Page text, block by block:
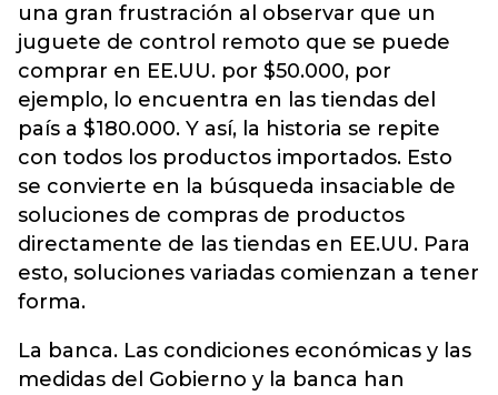
una gran frustración al observar que un
juguete de control remoto que se puede
comprar en EE.UU. por $50.000, por
ejemplo, lo encuentra en las tiendas del
país a $180.000. Y así, la historia se repite
con todos los productos importados. Esto
se convierte en la búsqueda insaciable de
soluciones de compras de productos
directamente de las tiendas en EE.UU. Para
esto, soluciones variadas comienzan a tener
forma.
La banca. Las condiciones económicas y las
medidas del Gobierno y la banca han